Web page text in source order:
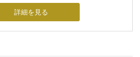
詳細を見る